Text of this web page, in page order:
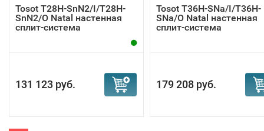
Tosot T28H-SnN2/I/T28H-
SnN2/O Natal настенная
сплит-система
131 123 руб.
Tosot T36H-SNa/I/T36H-
SNa/O Natal настенная
сплит-система
179 208 руб.